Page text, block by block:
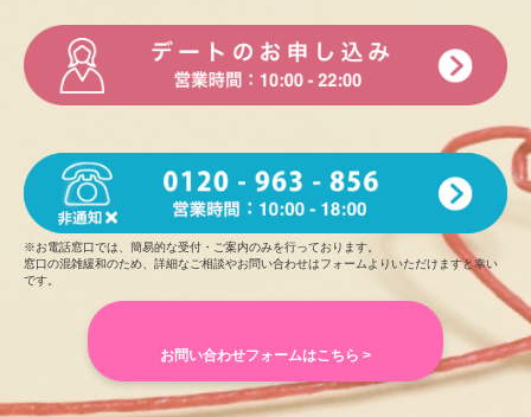
※お電話窓口では、簡易的な受付・ご案内のみを行っております。
窓口の混雑緩和のため、詳細なご相談やお問い合わせはフォームよりいただけますと幸い
です。
お問い合わせフォームはこちら >